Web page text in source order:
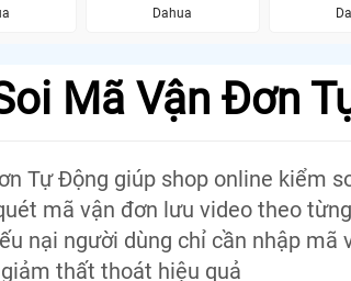
Dahua
Mã Vận Đơn
Tự Động giúp shop online kiểm
mã vận đơn lưu video theo
nại người dùng chỉ cần nhập
thất thoát hiệu quả